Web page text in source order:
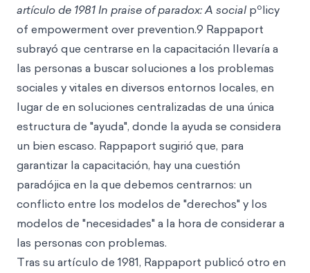
artículo de 1981 In praise of paradox: A socialpolicy
of empowerment over prevention.9 Rappaport
subrayó que centrarse en la capacitación llevaría a
las personas a buscar soluciones a los problemas
sociales y vitales en diversos entornos locales, en
lugar de en soluciones centralizadas de una única
estructura de "ayuda", donde la ayuda se considera
un bien escaso. Rappaport sugirió que, para
garantizar la capacitación, hay una cuestión
paradójica en la que debemos centrarnos: un
conflicto entre los modelos de "derechos" y los
modelos de "necesidades" a la hora de considerar a
las personas con problemas.
Tras su artículo de 1981, Rappaport publicó otro en